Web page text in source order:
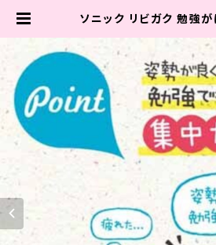
ソニック リビガク 勉強
| 静岡の元教師すぎやま公